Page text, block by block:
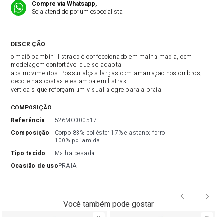
Compre via Whatsapp,
Seja atendido por um especialista
o maiô bambini listrado é confeccionado em malha macia, com
modelagem confortável que se adapta
aos movimentos. Possui alças largas com amarração nos ombros,
decote nas costas e estampa em listras
verticais que reforçam um visual alegre para a praia.
COMPOSIÇÃO
referência
526MO000517
composição
Corpo 83% poliéster 17% elastano; forro
100% poliamida
tipo tecido
Malha pesada
ocasião de usoPRAIA
Você também pode gostar